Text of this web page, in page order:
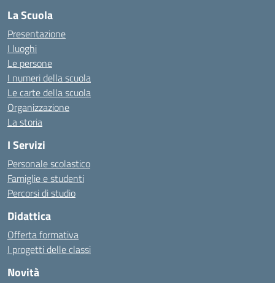
La Scuola
Presentazione
I luoghi
Le persone
I numeri della scuola
Le carte della scuola
Organizzazione
La storia
I Servizi
Personale scolastico
Famiglie e studenti
Percorsi di studio
Didattica
Offerta formativa
I progetti delle classi
Novità